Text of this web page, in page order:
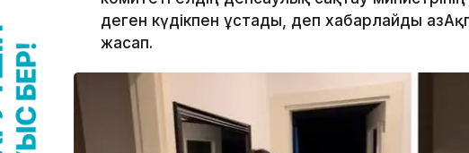
деген күдікпен ұстады, деп хабарлайды
жасап.